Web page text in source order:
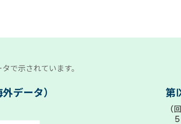
で示されています。
データ） 第